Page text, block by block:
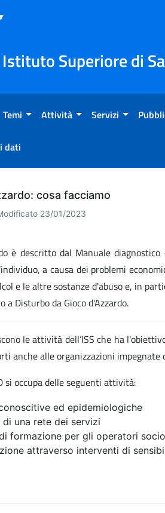
Istituto Superiore di
Temi Attività Servizi
dati
cosa facciamo
23/01/2023
è descritto dal Manuale
a causa dei problemi
e le altre sostanze d'abuso e, in
a Disturbo da Gioco d'Azzardo.
le attività dell’ISS che ha
anche alle organizzazioni
si occupa delle seguenti attività:
ed epidemiologiche
una rete dei servizi
formazione per gli operatori
attraverso interventi di